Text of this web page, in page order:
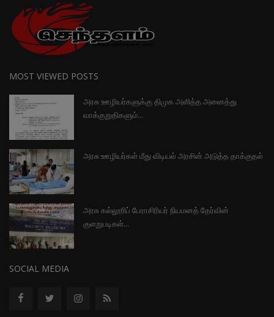
MOST VIEWED POSTS
அரசு ஊழியர்களுக்கு திமுக அளித்த அனைத்து
வாக்குறுதிகளும்...
அரசு ஊழியர்கள் மீது விடியல் அரசின் அடுத்த தாக்குதல்
அரசு கல்லூரிப் பேராசிரியர் நியமனத் தேர்வின்
குளறுபடிகள்...
SOCIAL MEDIA